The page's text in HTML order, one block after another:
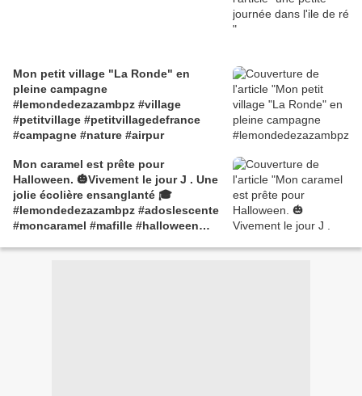
Mon petit village "La Ronde" en
pleine campagne
#lemondedezazambpz #village
#petitvillage #petitvillagedefrance
#campagne #nature #airpur
Mon caramel est prête pour
Halloween. 🎃Vivement le jour J . Une
jolie écolière ensanglanté 🎓
#lemondedezazambpz #adoslescente
#moncaramel #mafille #halloween